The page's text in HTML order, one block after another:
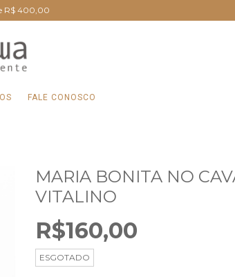
R$ 400,00
FALE CONOSCO
MARIA BONITA NO
VITALINO
R$160,00
ESGOTADO